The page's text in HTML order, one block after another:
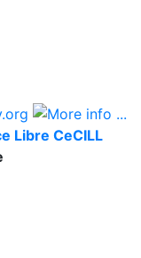
Libre CeCILL